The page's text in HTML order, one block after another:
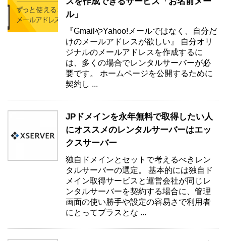
ル」
『GmailやYahoo!メールではなく、自分だ
けのメールアドレスが欲しい』 自分オリ
ジナルのメールアドレスを作成するに
は、多くの場合でレンタルサーバーが必
要です。 ホームページを公開するために
契約し ...
JPドメインを永年無料で取得したい人
にオススメのレンタルサーバーはエッ
クスサーバー
独自ドメインとセットで考えるべきレン
タルサーバーの選定。 基本的には独自ド
メイン取得サービスと運営会社が同じレ
ンタルサーバーを契約する場合に、管理
画面の使い勝手や設定の容易さで利用者
にとってプラスとな ...